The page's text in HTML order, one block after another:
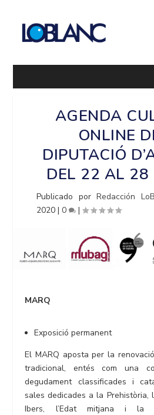
AGENDA
ONLINE
DIPUTACIÓ
DEL 22 AL 28
Publicado porRedacción
2020 |0 |
MARQ
Exposició permanent
El MARQ aposta per la
tradicional, entés com una
degudament classificades i
sales dedicades a la Prehistòria,
Ibers, l’Edat mitjana i la